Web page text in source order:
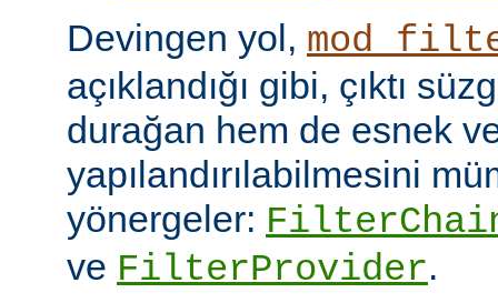
Devingen yol,
açıklandığı gibi, çıktı
durağan hem de esnek
yapılandırılabilmesini
yönergeler:
ve FilterProvider.